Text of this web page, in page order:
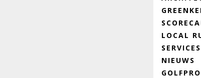
LOCAL
SERVICES
NIEUWS